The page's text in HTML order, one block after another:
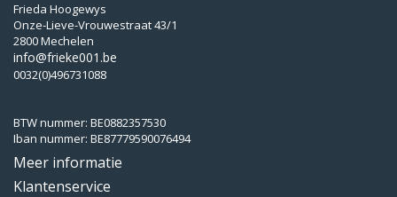
Frieda Hoogewys
Onze-Lieve-Vrouwestraat 43/1
2800 Mechelen
info@frieke001.be
0032(0)496731088
BTW nummer: BE0882357530
Iban nummer: BE87779590076494
Meer informatie
Klantenservice